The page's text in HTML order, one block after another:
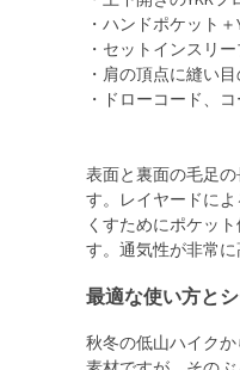
・ハンドポケット
・セットインスリ
・肩の頂点に縫い
・ドローコード、
表面と裏面の毛足の
す。レイヤードに
くすためにポケッ
す。通気性が非常
最適な使い方と
秋冬の低山ハイク